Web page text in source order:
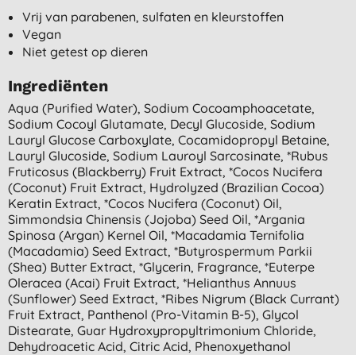
Vrij van parabenen, sulfaten en kleurstoffen
Vegan
Niet getest op dieren
Ingrediënten
Aqua (purified Water), Sodium Cocoamphoacetate,
Sodium Cocoyl Glutamate, Decyl Glucoside, Sodium
Lauryl Glucose Carboxylate, Cocamidopropyl Betaine,
Lauryl Glucoside, Sodium Lauroyl Sarcosinate, *rubus
Fruticosus (blackberry) Fruit Extract, *cocos Nucifera
(coconut) Fruit Extract, Hydrolyzed (brazilian Cocoa)
Keratin Extract, *cocos Nucifera (coconut) Oil,
Simmondsia Chinensis (jojoba) Seed Oil, *argania
Spinosa (argan) Kernel Oil, *macadamia Ternifolia
(macadamia) Seed Extract, *butyrospermum Parkii
(shea) Butter Extract, *glycerin, Fragrance, *euterpe
Oleracea (acai) Fruit Extract, *helianthus Annuus
(sunflower) Seed Extract, *ribes Nigrum (black Currant)
Fruit Extract, Panthenol (pro-Vitamin B-5), Glycol
Distearate, Guar Hydroxypropyltrimonium Chloride,
Dehydroacetic Acid, Citric Acid, Phenoxyethanol